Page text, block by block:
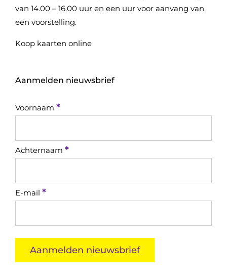
van 14.00 – 16.00 uur en een uur voor aanvang van
een voorstelling.
Koop kaarten online
Aanmelden nieuwsbrief
Voornaam *
Achternaam *
E-mail *